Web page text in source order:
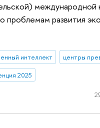
международной
проблемам развития
интеллект
центры
2025